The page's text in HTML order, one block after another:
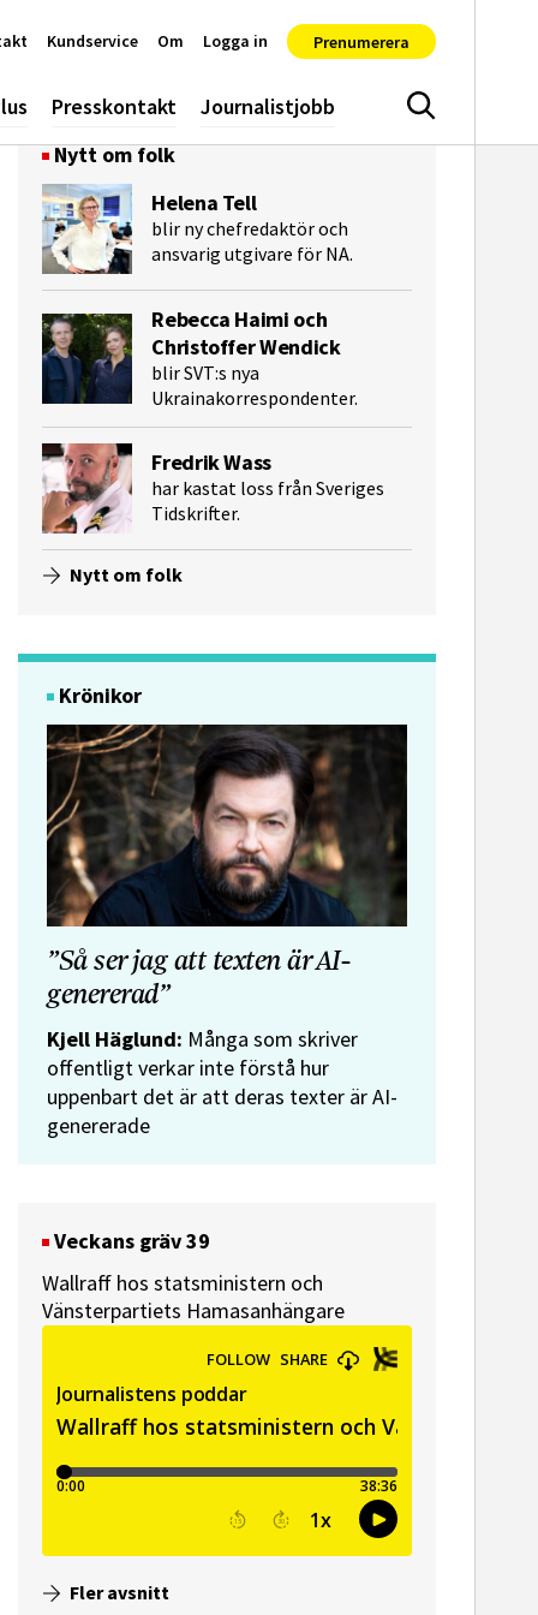
Presskontakt Journalistjobb Sök
Kundservice Om Logga in Prenumerera
post
Nytt om folk
Helena Tell
blir ny chefredaktör och
ansvarig utgivare för NA.
Rebecca Haimi och
Christoffer Wendick
blir SVT:s nya
Ukrainakorrespondenter.
Fredrik Wass
har kastat loss från Sveriges
Tidskrifter.
Nytt om folk
Krönikor
”Så ser jag att texten är AI-
genererad”
Kjell Häglund: Många som skriver
offentligt verkar inte förstå hur
uppenbart det är att deras texter är AI-
genererade
Veckans gräv 39
Wallraff hos statsministern och
Vänsterpartiets Hamasanhängare
Fler avsnitt